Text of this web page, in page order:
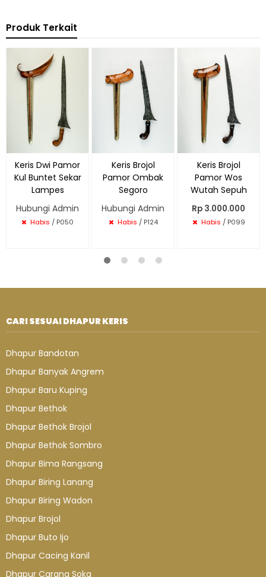
Produk Terkait
Keris Dwi Pamor
Kul Buntet Sekar
Lampes
Hubungi Admin
Habis / P050
Keris Brojol
Pamor Ombak
Segoro
Hubungi Admin
Habis / P124
Keris Brojol
Pamor Wos
Wutah Sepuh
Rp 3.000.000
Habis / P099
CARI SESUAI DHAPUR KERIS
Dhapur Bandotan
Dhapur Banyak Angrem
Dhapur Baru Kuping
Dhapur Bethok
Dhapur Bethok Brojol
Dhapur Bethok Sombro
Dhapur Bima Rangsang
Dhapur Biring Lanang
Dhapur Biring Wadon
Dhapur Brojol
Dhapur Buto Ijo
Dhapur Cacing Kanil
Dhapur Carang Soka